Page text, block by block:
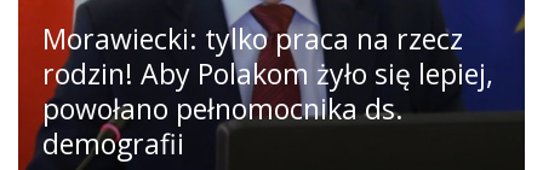
Morawiecki: tylko praca na rzecz
rodzin! Aby Polakom żyło się lepiej,
powołano pełnomocnika ds.
demografii